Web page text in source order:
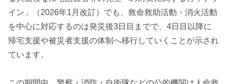
イン」（2026年1月改訂）でも、救命救助活動・消火活動
を中心に対応するのは発災後3日目までで、4日目以降に
帰宅支援や被災者支援の体制へ移行していくことが示され
ています。